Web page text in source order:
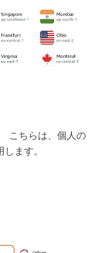
こちらは、個人の
ます。